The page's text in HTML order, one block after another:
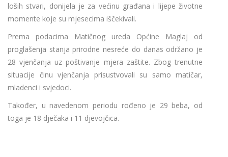
loših stvari, donijela je za većinu građana i lijepe životne
momente koje su mjesecima iščekivali.
Prema podacima Matičnog ureda Općine Maglaj od
proglašenja stanja prirodne nesreće do danas održano je
28 vjenčanja uz poštivanje mjera zaštite. Zbog trenutne
situacije činu vjenčanja prisustvovali su samo matičar,
mladenci i svjedoci.
Također, u navedenom periodu rođeno je 29 beba, od
toga je 18 dječaka i 11 djevojčica.